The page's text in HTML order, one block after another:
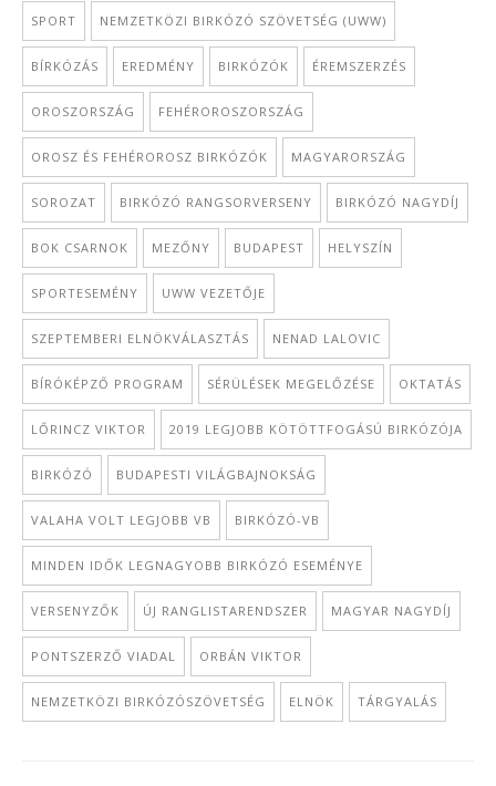
SPORT NEMZETKÖZI BIRKÓZÓ SZÖVETSÉG (UWW)
BÍRKÓZÁS EREDMÉNY BIRKÓZÓK ÉREMSZERZÉS
OROSZORSZÁG FEHÉROROSZORSZÁG
OROSZ ÉS FEHÉROROSZ BIRKÓZÓK MAGYARORSZÁG
SOROZAT BIRKÓZÓ RANGSORVERSENY BIRKÓZÓ NAGYDÍJ
BOK CSARNOK MEZŐNY BUDAPEST HELYSZÍN
SPORTESEMÉNY UWW VEZETŐJE
SZEPTEMBERI ELNÖKVÁLASZTÁS NENAD LALOVIC
BÍRÓKÉPZŐ PROGRAM SÉRÜLÉSEK MEGELŐZÉSE OKTATÁS
LŐRINCZ VIKTOR 2019 LEGJOBB KÖTÖTTFOGÁSÚ BIRKÓZÓJA
BIRKÓZÓ BUDAPESTI VILÁGBAJNOKSÁG
VALAHA VOLT LEGJOBB VB BIRKÓZÓ-VB
MINDEN IDŐK LEGNAGYOBB BIRKÓZÓ ESEMÉNYE
VERSENYZŐK ÚJ RANGLISTARENDSZER MAGYAR NAGYDÍJ
PONTSZERZŐ VIADAL ORBÁN VIKTOR
NEMZETKÖZI BIRKÓZÓSZÖVETSÉG ELNÖK TÁRGYALÁS